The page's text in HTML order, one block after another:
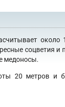
соцветия
медоносы.
20 метров и